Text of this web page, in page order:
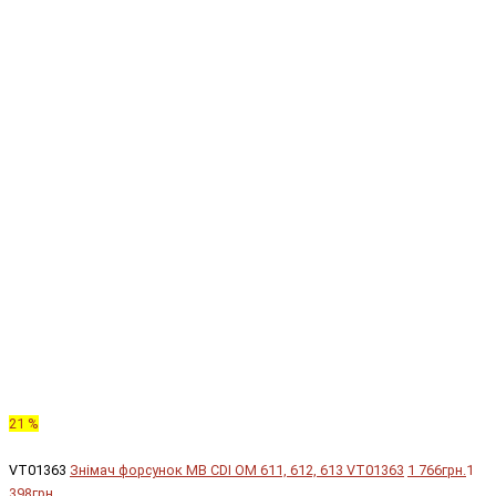
21 %
VT01363 Знімач форсунок MB CDI OM 611, 612, 613 VT01363 1 766грн. 1